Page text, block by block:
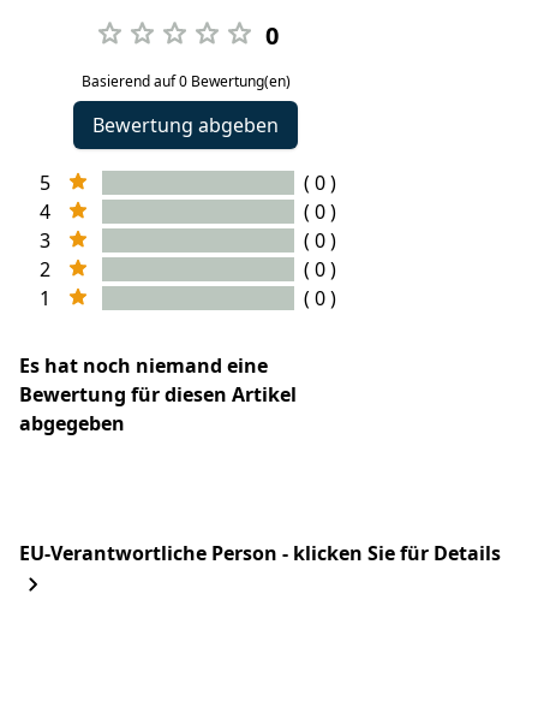
0
Basierend auf 0 Bewertung(en)
Bewertung abgeben
5
( 0 )
4
( 0 )
3
( 0 )
2
( 0 )
1
( 0 )
Es hat noch niemand eine
Bewertung für diesen Artikel
abgegeben
EU-Verantwortliche Person - klicken Sie für Details